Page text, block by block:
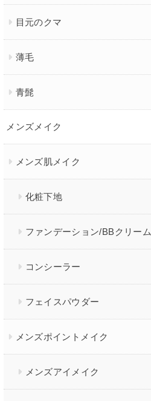
目元のクマ
薄毛
青髭
メンズメイク
メンズ肌メイク
化粧下地
ファンデーション/BBクリーム
コンシーラー
フェイスパウダー
メンズポイントメイク
メンズアイメイク